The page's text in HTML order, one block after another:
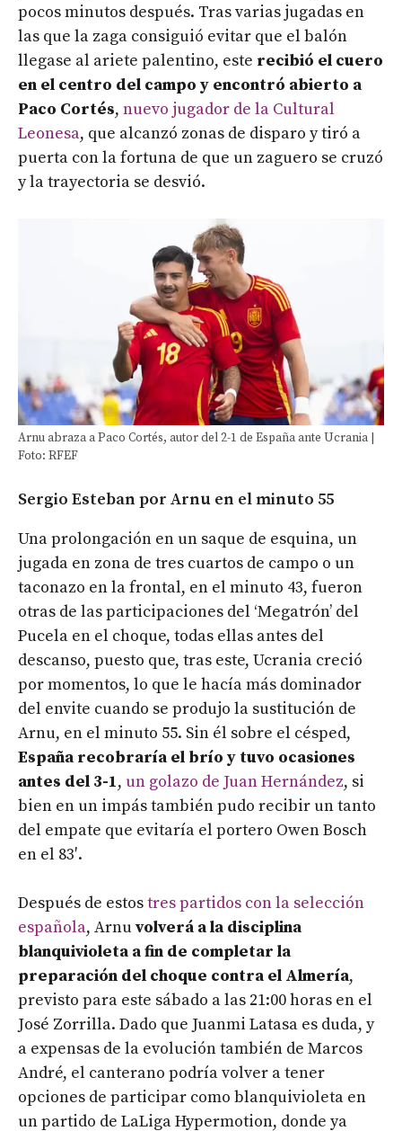
pocos minutos después. Tras varias jugadas en
las que la zaga consiguió evitar que el balón
llegase al ariete palentino, este recibió el cuero
en el centro del campo y encontró abierto a
Paco Cortés, nuevo jugador de la Cultural
Leonesa, que alcanzó zonas de disparo y tiró a
puerta con la fortuna de que un zaguero se cruzó
y la trayectoria se desvió.
Arnu abraza a Paco Cortés, autor del 2-1 de España ante Ucrania |
Foto: RFEF
Sergio Esteban por Arnu en el minuto 55
Una prolongación en un saque de esquina, un
jugada en zona de tres cuartos de campo o un
taconazo en la frontal, en el minuto 43, fueron
otras de las participaciones del ‘Megatrón’ del
Pucela en el choque, todas ellas antes del
descanso, puesto que, tras este, Ucrania creció
por momentos, lo que le hacía más dominador
del envite cuando se produjo la sustitución de
Arnu, en el minuto 55. Sin él sobre el césped,
España recobraría el brío y tuvo ocasiones
antes del 3-1, un golazo de Juan Hernández, si
bien en un impás también pudo recibir un tanto
del empate que evitaría el portero Owen Bosch
en el 83′.
Después de estostres partidos con la selección
española, Arnuvolverá a la disciplina
blanquivioleta a fin de completar la
preparación del choque contra el Almería,
previsto para este sábado a las 21:00 horas en el
José Zorrilla. Dado que Juanmi Latasa es duda, y
a expensas de la evolución también de Marcos
André, el canterano podría volver a tener
opciones de participar como blanquivioleta en
un partido de LaLiga Hypermotion, donde ya